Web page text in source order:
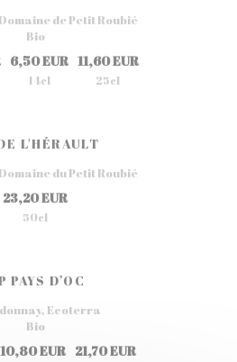
de Petit Roubié
Bio
6,50 EUR
14cl
11,60 EUR
25cl
L'HÉRAULT
du Petit Roubié
23,20 EUR
50cl
PAYS D’OC
Ecoterra
Bio
10,80 EUR 21,70 EUR